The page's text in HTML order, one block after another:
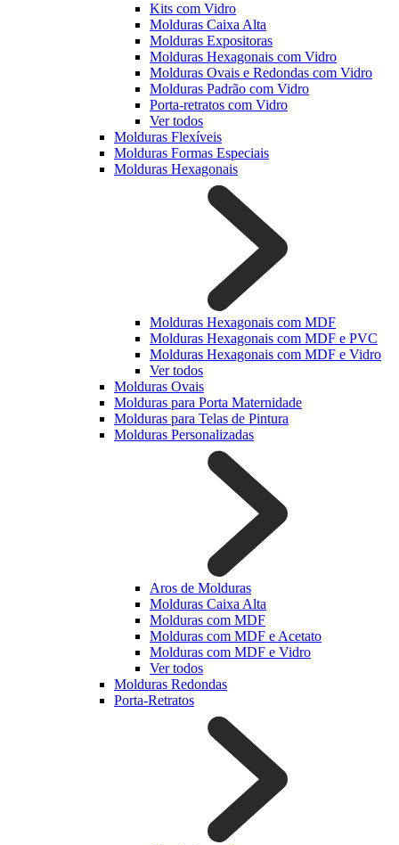
Kits com Vidro
Molduras Caixa Alta
Molduras Expositoras
Molduras Hexagonais com Vidro
Molduras Ovais e Redondas com Vidro
Molduras Padrão com Vidro
Porta-retratos com Vidro
Ver todos
Molduras Flexíveis
Molduras Formas Especiais
Molduras Hexagonais
Molduras Hexagonais com MDF
Molduras Hexagonais com MDF e PVC
Molduras Hexagonais com MDF e Vidro
Ver todos
Molduras Ovais
Molduras para Porta Maternidade
Molduras para Telas de Pintura
Molduras Personalizadas
Aros de Molduras
Molduras Caixa Alta
Molduras com MDF
Molduras com MDF e Acetato
Molduras com MDF e Vidro
Ver todos
Molduras Redondas
Porta-Retratos